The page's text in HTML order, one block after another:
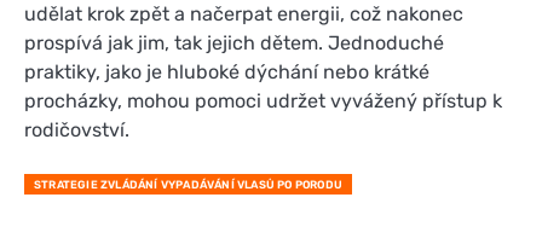
udělat krok zpět a načerpat energii, což nakonec
prospívá jak jim, tak jejich dětem. Jednoduché
praktiky, jako je hluboké dýchání nebo krátké
procházky, mohou pomoci udržet vyvážený přístup k
rodičovství.
STRATEGIE ZVLÁDÁNÍ VYPADÁVÁNÍ VLASŮ PO PORODU